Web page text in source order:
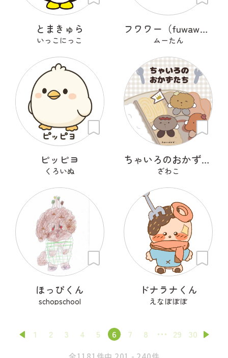
とまきゅら
いっこにっこ
フワワー（fuwawar）
ムーたん
ピッピヨ
くろいぬ
ちゃいろのおかずたち
ざわこ
ほっぴくん
schopschool
ドナラナくん
えなぼぼぼ
1 2 3 4 5 6 7 8 29 30